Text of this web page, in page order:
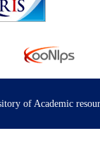
of Academic